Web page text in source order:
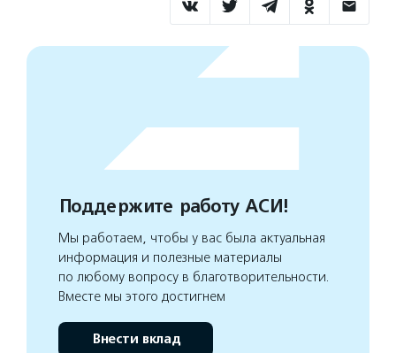
Поддержите работу АСИ!
Мы работаем, чтобы у вас была актуальная
информация и полезные материалы
по любому вопросу в благотворительности.
Вместе мы этого достигнем
Внести вклад